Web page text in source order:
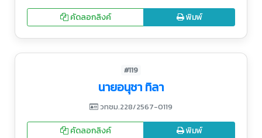
คัดลอกลิงค์ พิมพ์
#119
นายอนุชา ทิลา
วทชม.228/2567-0119
คัดลอกลิงค์ พิมพ์